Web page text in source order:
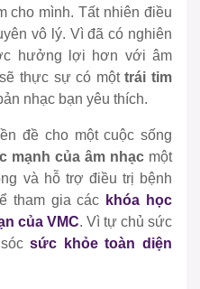
cho mình. Tất nhiên điều
vô lý. Vì đã có nghiên
hưởng lợi hơn với âm
thực sự có mộttrái tim
nhạc bạn yêu thích.
đề cho một cuộc sống
mạnh của âm nhạc một
và hỗ trợ điều trị bệnh
tham gia các khóa học
của VMC. Vì tự chủ sức
sócsức khỏe toàn diện